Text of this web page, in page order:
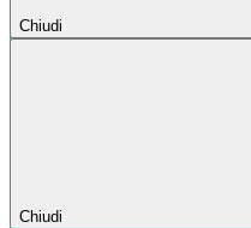
Chiudi
Chiudi